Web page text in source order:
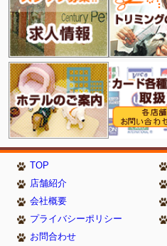
2026/04/18新しく３頭やってき
2026/04/11新しく１１頭やって
2026/04/11新しく１１頭やって
2026/04/11新しく１０頭やってき
2026/04/04新しく１５頭やってき
2026/04/04新しく１０頭やってき
2026/04/04新しく８頭やってきま
2026/03/27新しく９頭やってきま
2026/03/27
新しく６頭やってき
2026/03/27
新しく９頭やってき
2026/03/21
新しく１０頭やって
2026/03/21 新しく７頭やってきま
2026/03/21新しく７頭やってきま
TOP
店舗紹介
会社概要
プライバシーポリシー
お問合わせ